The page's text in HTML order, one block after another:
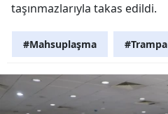
taşınmazlarıyla takas edildi.
#Mahsuplaşma #Trampa